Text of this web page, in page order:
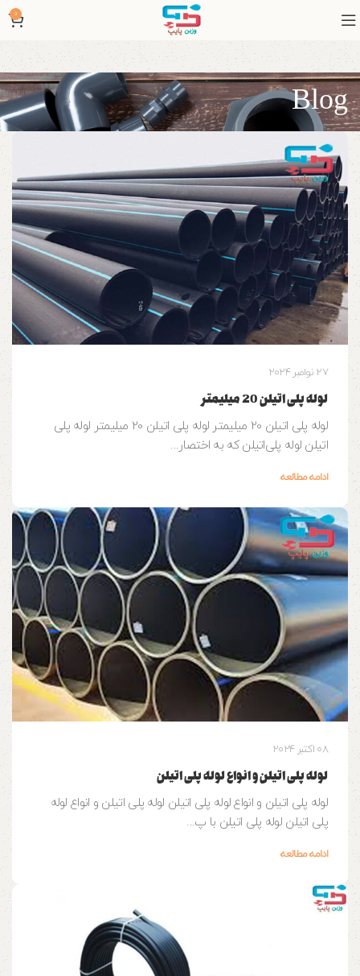
0
Blog
27 نوامبر 2024
لوله پلی اتیلن 20 میلیمتر
لوله پلی اتیلن 20 میلیمتر لوله پلی اتیلن 20 میلیمتر لوله پلی
اتیلن لوله‌ پلی‌اتیلن که به اختصار...
ادامه مطالعه
08 اکتبر 2024
لوله پلی اتیلن و انواع لوله پلی اتیلن
لوله پلی اتیلن و انواع لوله پلی اتیلن لوله پلی اتیلن و انواع لوله
پلی اتیلن لوله پلی اتیلن با پ...
ادامه مطالعه